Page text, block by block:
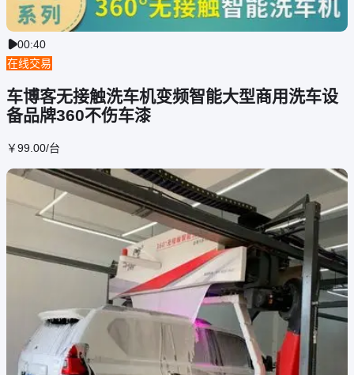
00:40
在线交易
车博客无接触洗车机变频智能大型商用洗车设
备品牌360不伤车漆
￥99.00/台